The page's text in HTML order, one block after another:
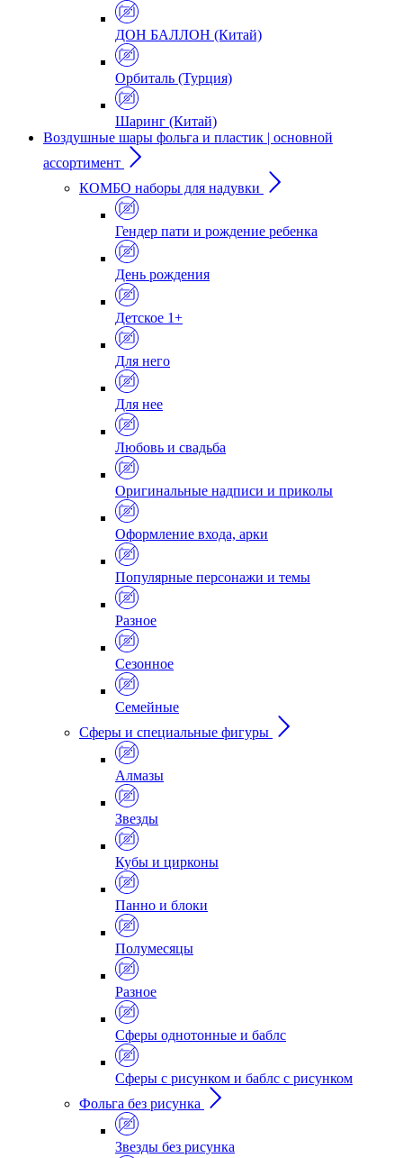
ДОН БАЛЛОН (Китай)
Орбиталь (Турция)
Шаринг (Китай)
Воздушные шары фольга и пластик | основной
ассортимент
КОМБО наборы для надувки
Гендер пати и рождение ребенка
День рождения
Детское 1+
Для него
Для нее
Любовь и свадьба
Оригинальные надписи и приколы
Оформление входа, арки
Популярные персонажи и темы
Разное
Сезонное
Семейные
Сферы и специальные фигуры
Алмазы
Звезды
Кубы и цирконы
Панно и блоки
Полумесяцы
Разное
Сферы однотонные и баблс
Сферы с рисунком и баблс с рисунком
Фольга без рисунка
Звезды без рисунка